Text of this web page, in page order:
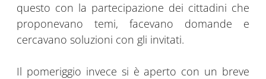
questo con la partecipazione dei cittadini che
proponevano temi, facevano domande e
cercavano soluzioni con gli invitati.
Il pomeriggio invece si è aperto con un breve